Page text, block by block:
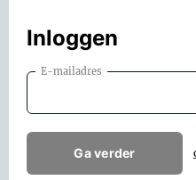
Inloggen
E-mailadres
Ga verder